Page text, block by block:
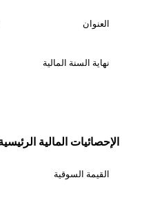
العنوان
نهاية السنة المالية
الإحصائيات المالية الرئيسية
القيمة السوقية